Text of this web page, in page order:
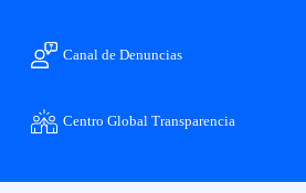
Canal de Denuncias
Centro Global Transparencia